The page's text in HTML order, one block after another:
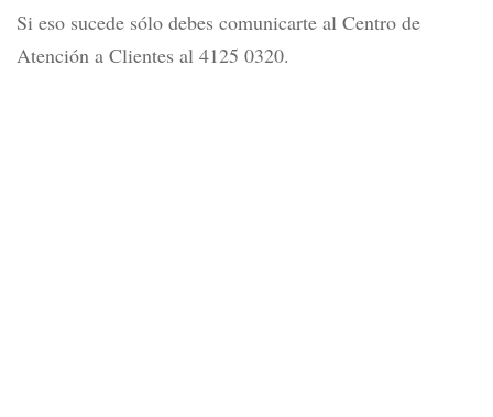
Si eso sucede sólo debes comunicarte al Centro de
Atención a Clientes al 4125 0320.